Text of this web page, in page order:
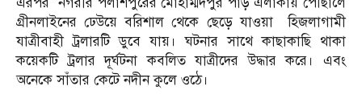
গ্রীনলাইনের ঢেউয়ে বরিশাল থেকে ছেড়ে যাওয়া হিজলাগামী
যাত্রীবাহী ট্রলারটি ডুবে যায়। ঘটনার সাথে কাছাকাছি থাকা
কয়েকটি ট্রলার দূর্ঘটনা কবলিত যাত্রীদের উদ্ধার করে। এবং
অনেকে সাঁতার কেটে নদীন কুলে ওঠে।